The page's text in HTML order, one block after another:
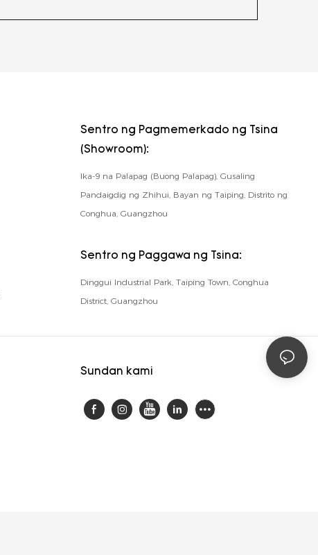
Sentro ng Pagmemerkado ng Tsina
(Showroom):
Ika-9 na Palapag (Buong Palapag), Gusaling
Pandaigdig ng Zhihui, Bayan ng Taiping, Distrito ng
Conghua, Guangzhou
Sentro ng Paggawa ng Tsina:
Dinggui Industrial Park, Taiping Town, Conghua
District, Guangzhou
Sundan kami